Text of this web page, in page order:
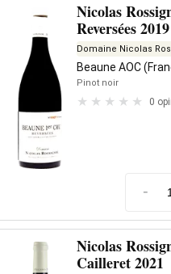
Nicolas
Reversées 2019
Domaine Nicolas
Beaune AOC
Pinot noir
0
-
Nicolas
Cailleret 2021